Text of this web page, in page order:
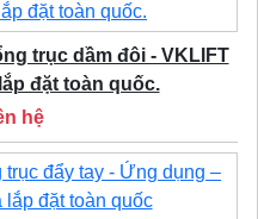
trục dầm đôi - VKLIFT
đặt toàn quốc.
hệ